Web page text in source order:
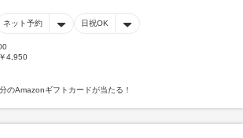
ネット予約 日祝OK
4,950
のAmazonギフトカードが当たる！